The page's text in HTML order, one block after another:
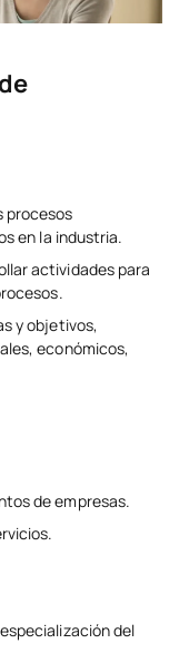
procesos
en la industria.
actividades para
y objetivos,
económicos,
de empresas.
del